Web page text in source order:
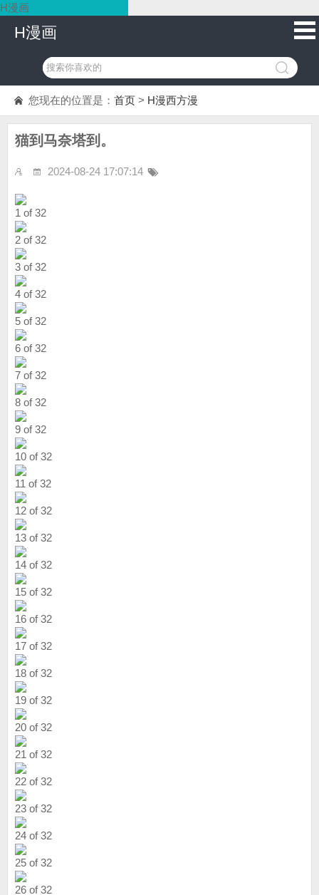
H漫画
H漫画
您现在的位置是： 首页 > H漫西方漫
猫到马奈塔到。
2024-08-24 17:07:14
1 of 32
2 of 32
3 of 32
4 of 32
5 of 32
6 of 32
7 of 32
8 of 32
9 of 32
10 of 32
11 of 32
12 of 32
13 of 32
14 of 32
15 of 32
16 of 32
17 of 32
18 of 32
19 of 32
20 of 32
21 of 32
22 of 32
23 of 32
24 of 32
25 of 32
26 of 32